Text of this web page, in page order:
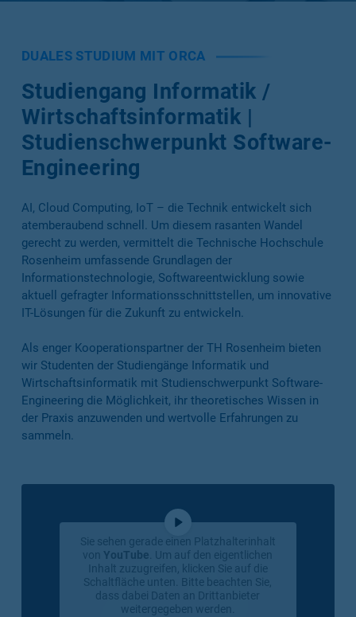
DUALES STUDIUM MIT ORCA
Studiengang Informatik /
Wirtschafts­informatik |
Studienschwerpunkt Software-
Engineering
AI, Cloud Computing, IoT – die Technik entwickelt sich
atemberaubend schnell. Um diesem rasanten Wandel
gerecht zu werden, vermittelt die Technische Hochschule
Rosenheim umfassende Grundlagen der
Informationstechnologie, Softwareentwicklung sowie
aktuell gefragter Informationsschnittstellen, um innovative
IT-Lösungen für die Zukunft zu entwickeln.
Als enger Kooperationspartner der TH Rosenheim bieten
wir Studenten der Studiengänge Informatik und
Wirtschaftsinformatik mit Studienschwerpunkt Software-
Engineering die Möglichkeit, ihr theoretisches Wissen in
der Praxis anzuwenden und wertvolle Erfahrungen zu
sammeln.
Sie sehen gerade einen Platzhalterinhalt
von YouTube . Um auf den eigentlichen
Inhalt zuzugreifen, klicken Sie auf die
Schaltfläche unten. Bitte beachten Sie,
dass dabei Daten an Drittanbieter
weitergegeben werden.